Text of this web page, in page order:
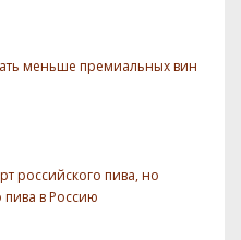
меньше премиальных вин
российского пива, но
пива в Россию